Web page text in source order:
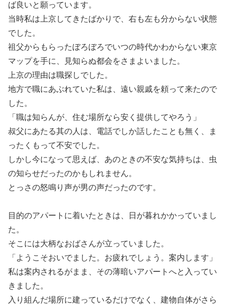
ば良いと願っています。
当時私は上京してきたばかりで、右も左も分からない状態
でした。
祖父からもらったぼろぼろでいつの時代かわからない東京
マップを手に、見知らぬ都会をさまよいました。
上京の理由は職探しでした。
地方で職にあぶれていた私は、遠い親戚を頼って来たので
した。
「職は知らんが、住む場所なら安く提供してやろう」
叔父にあたる其の人は、電話でしか話したことも無く、ま
ったくもって不安でした。
しかし今になって思えば、あのときの不安な気持ちは、虫
の知らせだったのかもしれません。
とっさの怒鳴り声が男の声だったのです。
目的のアパートに着いたときは、日が暮れかかっていまし
た。
そこには大柄なおばさんが立っていました。
「ようこそおいでました。お疲れでしょう。案内します」
私は案内されるがまま、その薄暗いアパートへと入ってい
きました。
入り組んだ場所に建っているだけでなく、建物自体がさら